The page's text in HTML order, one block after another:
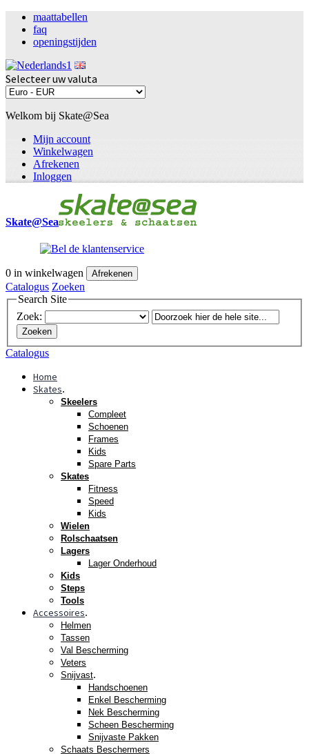
maattabellen
faq
openingstijden
Selecteer uw valuta
Welkom bij Skate@Sea
Mijn account
Winkelwagen
Afrekenen
Inloggen
Skate@Sea
0 in winkelwagen Afrekenen
Catalogus Zoeken
Search Site
Zoek:
Zoeken
Catalogus
Home
Skates.
Skeelers
Compleet
Schoenen
Frames
Kids
Spare Parts
Skates
Fitness
Speed
Kids
Wielen
Rolschaatsen
Lagers
Lager Onderhoud
Kids
Steps
Tools
Accessoires.
Helmen
Tassen
Val Bescherming
Veters
Snijvast.
Handschoenen
Enkel Bescherming
Nek Bescherming
Scheen Bescherming
Snijvaste Pakken
Schaats Beschermers